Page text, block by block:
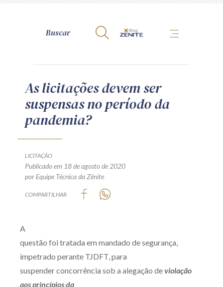
A Zênite
Como publicar conosco
Site da Zênite
Política de Privacidade
Guia de Direitos dos Titulares de Dados
Encarregado (contato)
Produtos e serviços
Zênite Fácil IA
Zênite Play
As licitações devem ser
suspensas no período da
pandemia?
LICITAÇÃO
Publicado em 18 de agosto de 2020
por Equipe Técnica da Zênite
COMPARTILHAR
A
questão foi tratada em mandado de segurança,
impetrado perante TJDFT, para
suspender concorrência sob a alegação deviolação
aos princípios da